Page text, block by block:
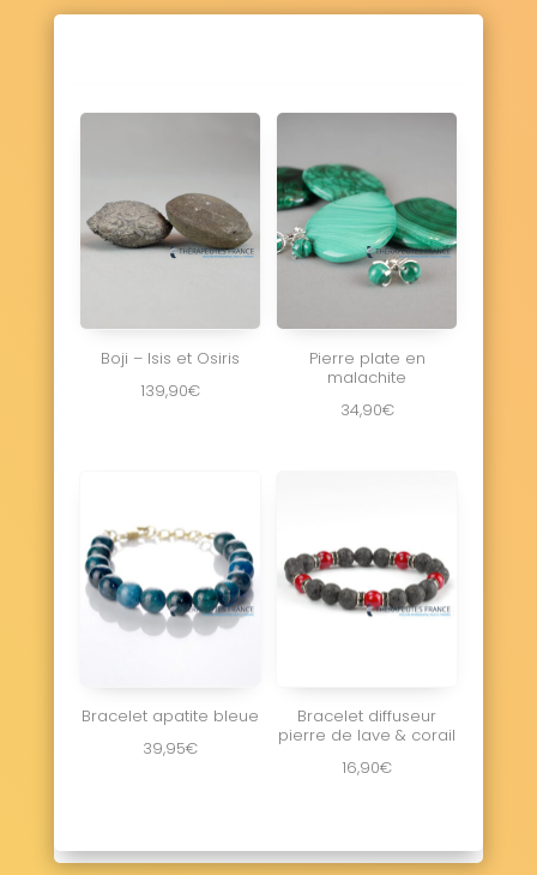
Boji – Isis et Osiris
139,90€
Pierre plate en
malachite
34,90€
Bracelet apatite bleue
39,95€
Bracelet diffuseur
pierre de lave & corail
16,90€